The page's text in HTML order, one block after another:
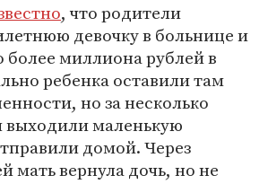
, что родители
девочку в больнице и
более миллиона рублей в
ребенка оставили там
но за несколько
выходили маленькую
домой. Через
мать вернула дочь, но не